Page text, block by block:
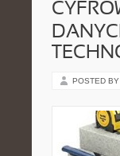
POSTED BY